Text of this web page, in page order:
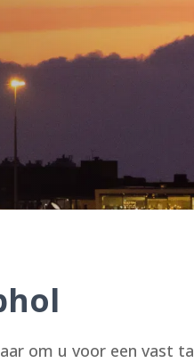
om u voor een vast